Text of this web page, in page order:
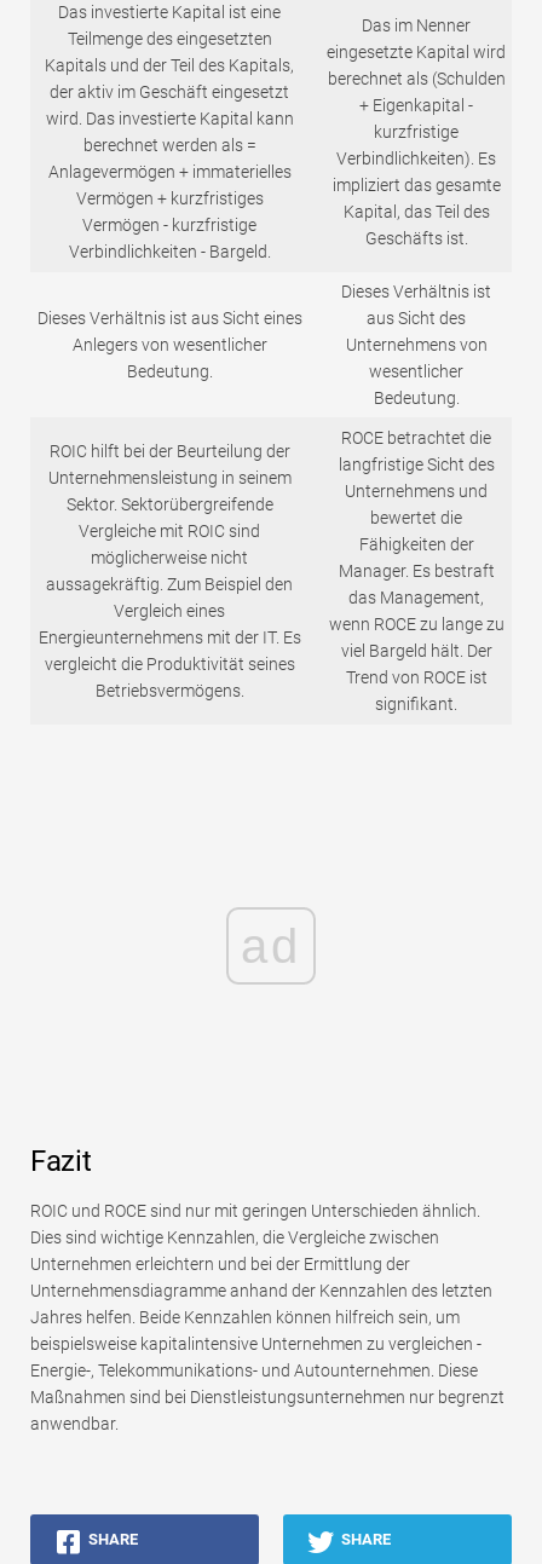
Das investierte Kapital ist eine
Teilmenge des eingesetzten
Kapitals und der Teil des Kapitals,
der aktiv im Geschäft eingesetzt
wird. Das investierte Kapital kann
berechnet werden als =
Anlagevermögen + immaterielles
Vermögen + kurzfristiges
Vermögen - kurzfristige
Verbindlichkeiten - Bargeld.
Das im Nenner
eingesetzte Kapital wird
berechnet als (Schulden
+ Eigenkapital -
kurzfristige
Verbindlichkeiten). Es
impliziert das gesamte
Kapital, das Teil des
Geschäfts ist.
Dieses Verhältnis ist aus Sicht eines
Anlegers von wesentlicher
Bedeutung.
Dieses Verhältnis ist
aus Sicht des
Unternehmens von
wesentlicher
Bedeutung.
ROIC hilft bei der Beurteilung der
Unternehmensleistung in seinem
Sektor. Sektorübergreifende
Vergleiche mit ROIC sind
möglicherweise nicht
aussagekräftig. Zum Beispiel den
Vergleich eines
Energieunternehmens mit der IT. Es
vergleicht die Produktivität seines
Betriebsvermögens.
ROCE betrachtet die
langfristige Sicht des
Unternehmens und
bewertet die
Fähigkeiten der
Manager. Es bestraft
das Management,
wenn ROCE zu lange zu
viel Bargeld hält. Der
Trend von ROCE ist
signifikant.
ad
Fazit
ROIC und ROCE sind nur mit geringen Unterschieden ähnlich.
Dies sind wichtige Kennzahlen, die Vergleiche zwischen
Unternehmen erleichtern und bei der Ermittlung der
Unternehmensdiagramme anhand der Kennzahlen des letzten
Jahres helfen. Beide Kennzahlen können hilfreich sein, um
beispielsweise kapitalintensive Unternehmen zu vergleichen -
Energie-, Telekommunikations- und Autounternehmen. Diese
Maßnahmen sind bei Dienstleistungsunternehmen nur begrenzt
anwendbar.
SHARE SHARE